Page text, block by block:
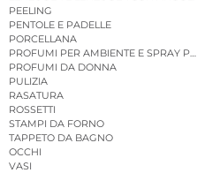
PEELING
PENTOLE E PADELLE
PORCELLANA
PROFUMI PER AMBIENTE E SPRAY
PROFUMI DA DONNA
PULIZIA
RASATURA
ROSSETTI
STAMPI DA FORNO
TAPPETO DA BAGNO
OCCHI
VASI